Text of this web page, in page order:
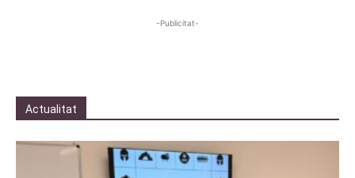
-Publicitat-
Actualitat